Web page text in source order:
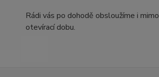
Rádi vás po dohodě obsloužíme i mimo
otevírací dobu.